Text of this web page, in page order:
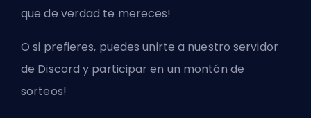
que de verdad te mereces!
O si prefieres, puedesunirte a nuestro servidor
de Discord y participar en un montón de
sorteos!